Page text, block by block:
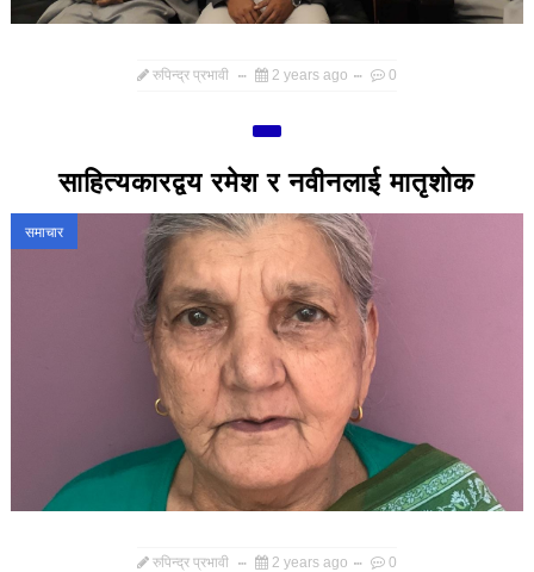
रुपिन्द्र प्रभावी 2 years ago 0
साहित्यकारद्वय रमेश र नवीनलाई मातृशोक
समाचार
रुपिन्द्र प्रभावी 2 years ago 0